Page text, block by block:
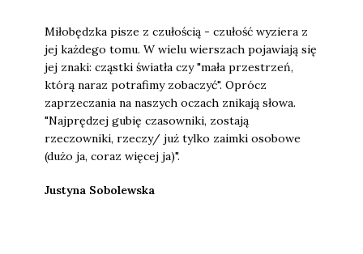
Miłobędzka pisze z czułością - czułość wyziera z
jej każdego tomu. W wielu wierszach pojawiają się
jej znaki: cząstki światła czy "mała przestrzeń,
którą naraz potrafimy zobaczyć". Oprócz
zaprzeczania na naszych oczach znikają słowa.
"Najprędzej gubię czasowniki, zostają
rzeczowniki, rzeczy/ już tylko zaimki osobowe
(dużo ja, coraz więcej ja)".
Justyna Sobolewska